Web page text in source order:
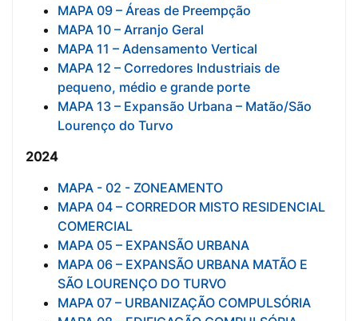
MAPA 09 – Áreas de Preempção
MAPA 10 – Arranjo Geral
MAPA 11 – Adensamento Vertical
MAPA 12 – Corredores Industriais de
pequeno, médio e grande porte
MAPA 13 – Expansão Urbana – Matão/São
Lourenço do Turvo
2024
MAPA - 02 - ZONEAMENTO
MAPA 04 – CORREDOR MISTO RESIDENCIAL
COMERCIAL
MAPA 05 – EXPANSÃO URBANA
MAPA 06 – EXPANSÃO URBANA MATÃO E
SÃO LOURENÇO DO TURVO
MAPA 07 – URBANIZAÇÃO COMPULSÓRIA